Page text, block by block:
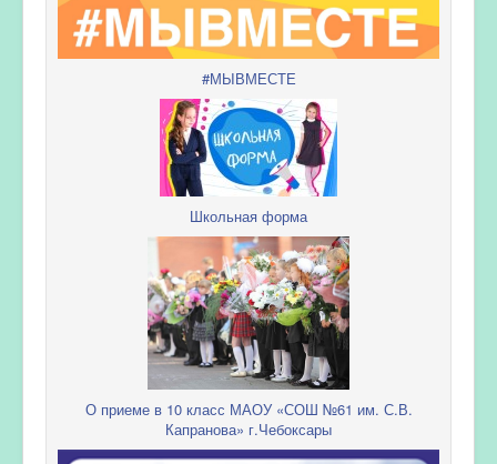
#МЫВМЕСТЕ
Школьная форма
О приеме в 10 класс МАОУ «СОШ №61 им. С.В.
Капранова» г.Чебоксары